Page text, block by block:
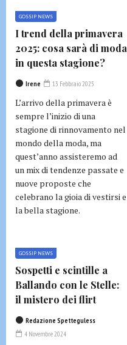
GOSSIP NEWS
I trend della primavera
2025: cosa sarà di moda
in questa stagione?
Irene 13 Febbraio 2025
L’arrivo della primavera è
sempre l’inizio di una
stagione di rinnovamento nel
mondo della moda, ma
quest’anno assisteremo ad
un mix di tendenze passate e
nuove proposte che
celebrano la gioia di vestirsi e
la bella stagione.
GOSSIP NEWS
Sospetti e scintille a
Ballando con le Stelle:
il mistero dei flirt
Redazione Spetteguless
4 Novembre 2024